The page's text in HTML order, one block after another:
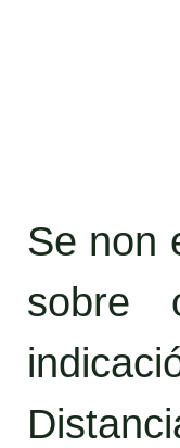
Se non
sobre